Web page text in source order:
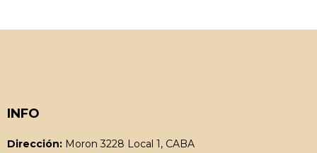
INFO
Dirección: Moron 3228 Local 1, CABA